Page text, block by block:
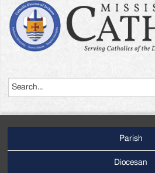
Parish
Diocesan